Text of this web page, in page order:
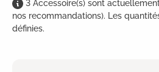
3 Accessoire(s) sont
nos recommandations). Les
définies.